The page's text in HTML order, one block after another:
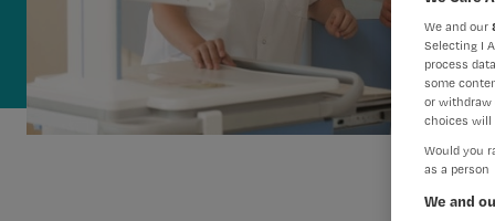
We and our
Selecting I
process
some
or withdraw
choices will
Would you
as a person
We and